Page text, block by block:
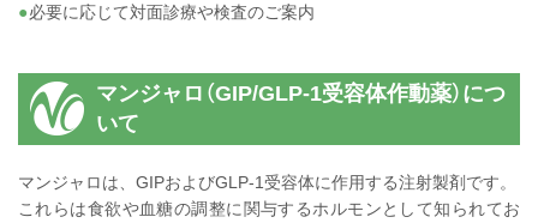
必要に応じて対面診療や検査のご案内
マンジャロ（GIP/GLP-1受容体作動薬）につ
いて
マンジャロは、GIPおよびGLP-1受容体に作用する注射製剤です。
これらは食欲や血糖の調整に関与するホルモンとして知られてお